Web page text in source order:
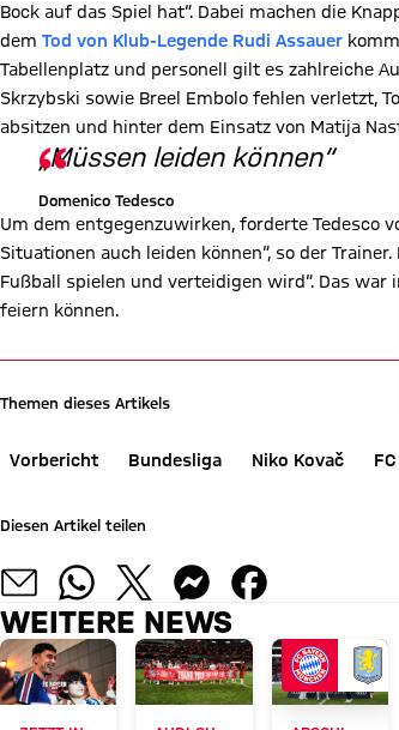
Bock auf das Spiel hat“. Dabei machen die
dem Tod von Klub-Legende Rudi Assauer
Tabellenplatz und personell gilt es zahlreiche
Skrzybski sowie Breel Embolo fehlen verletzt,
absitzen und hinter dem Einsatz von Matija
„Müssen leiden können“
Domenico Tedesco
Um dem entgegenzuwirken, forderte Tedesco
Situationen auch leiden können“, so der
Fußball spielen und verteidigen wird“. Das war
feiern können.
Themen dieses Artikels
Vorbericht Bundesliga Niko Kovač
Diesen Artikel teilen
WEITERE NEWS